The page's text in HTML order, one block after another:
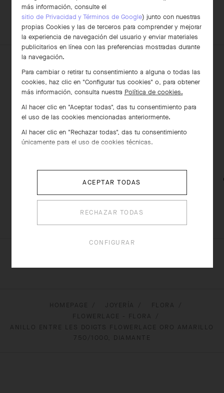
COMPLETE SU
CONJUNTO
Pendientes Flowerlace
Oro amarillo , Diamante
€ 14'000
HOMEPAGE JOYERÍA
FLORA
FLOWERLACE - FLORA
ANILLO ENTRE LES DOIGTS FLOWERLACE ORO AMARILLO
750/1000, DIAMANTE
más información, consulte el
sitio de Privacidad y Términos de Google) junto con nuestras
propias Cookies y las de terceros para comprender y mejorar
la experiencia de navegación del usuario y enviar materiales
publicitarios en línea con las preferencias mostradas durante
la navegación.
Para cambiar o retirar tu consentimiento a alguna o todas las
cookies, haz clic en "Configurar tus cookies" o, para obtener
más información, consulta nuestra Política de cookies.
Al hacer clic en "Aceptar todas", das tu consentimiento para
el uso de las cookies mencionadas anteriormente.
Al hacer clic en "Rechazar todas", das tu consentimiento
únicamente para el uso de cookies técnicas.
ACEPTAR TODAS
RECHAZAR TODAS
CONFIGURAR